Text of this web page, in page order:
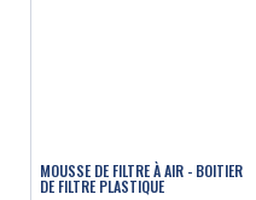
MOUSSE DE FILTRE À AIR - BOITIER
DE FILTRE PLASTIQUE